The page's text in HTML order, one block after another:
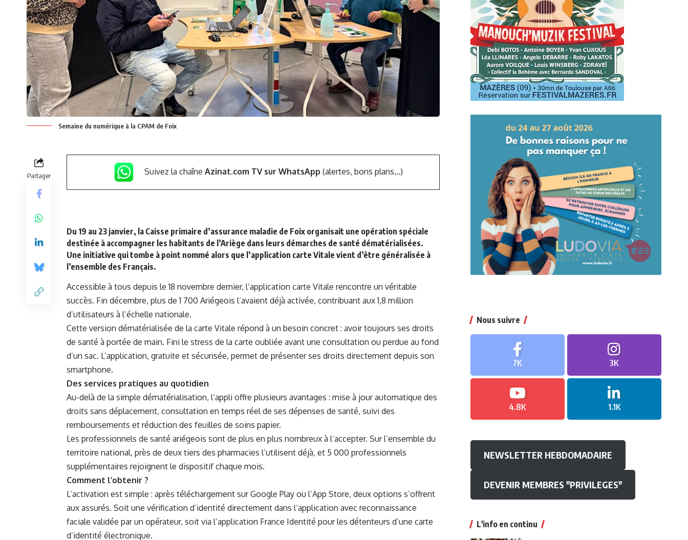
Semaine du numérique à la CPAM de Foix
Partager Suivez la chaîne Azinat.com TV sur WhatsApp (alertes, bons plans,..)
Du 19 au 23 janvier, la Caisse primaire d’assurance maladie de Foix organisait une opération spéciale
destinée à accompagner les habitants de l’Ariège dans leurs démarches de santé dématérialisées.
Une initiative qui tombe à point nommé alors que l’application carte Vitale vient d’être généralisée à
l’ensemble des Français.
Accessible à tous depuis le 18 novembre dernier, l’application carte Vitale rencontre un véritable
succès. Fin décembre, plus de 1 700 Ariégeois l’avaient déjà activée, contribuant aux 1,8 million
d’utilisateurs à l’échelle nationale.
Cette version dématérialisée de la carte Vitale répond à un besoin concret : avoir toujours ses droits
de santé à portée de main. Fini le stress de la carte oubliée avant une consultation ou perdue au fond
d’un sac. L’application, gratuite et sécurisée, permet de présenter ses droits directement depuis son
smartphone.
Des services pratiques au quotidien
Au-delà de la simple dématérialisation, l’appli offre plusieurs avantages : mise à jour automatique des
droits sans déplacement, consultation en temps réel de ses dépenses de santé, suivi des
remboursements et réduction des feuilles de soins papier.
Les professionnels de santé ariégeois sont de plus en plus nombreux à l’accepter. Sur l’ensemble du
territoire national, près de deux tiers des pharmacies l’utilisent déjà, et 5 000 professionnels
supplémentaires rejoignent le dispositif chaque mois.
Comment l’obtenir ?
L’activation est simple : après téléchargement sur Google Play ou l’App Store, deux options s’offrent
aux assurés. Soit une vérification d’identité directement dans l’application avec reconnaissance
faciale validée par un opérateur, soit via l’application France Identité pour les détenteurs d’une carte
d’identité électronique.
Nous suivre
7K 3K
4.8K 1.1K
NEWSLETTER HEBDOMADAIRE
DEVENIR MEMBRES "PRIVILEGES"
L'info en continu